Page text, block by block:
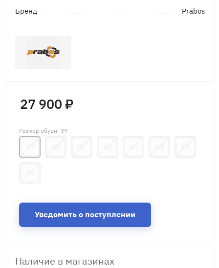
Бренд
Prabos
Размер обуви: 39
27 900 ₽
Уведомить о поступлении
Наличие в магазинах